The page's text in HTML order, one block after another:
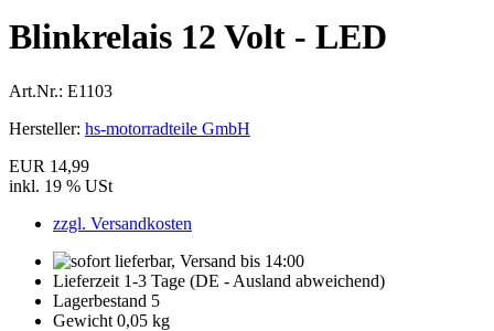
Blinkrelais 12 Volt - LED
Art.Nr.: E1103
Hersteller: hs-motorradteile GmbH
EUR 14,99
inkl. 19 % USt
zzgl. Versandkosten
Lieferzeit 1-3 Tage (DE - Ausland abweichend)
Lagerbestand 5
Gewicht 0,05 kg